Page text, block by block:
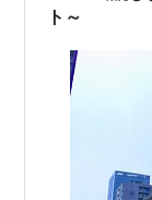
ンだといつも
ト～